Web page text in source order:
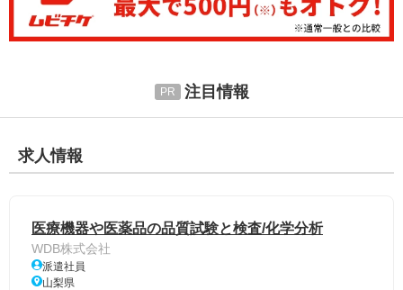
注目情報
求人情報
医療機器や医薬品の品質試験と検査/化学分析
WDB株式会社
派遣社員
山梨県